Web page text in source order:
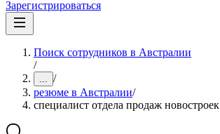
Зарегистрироваться
Поиск сотрудников в Австралии
/
... /
резюме в Австралии/
специалист отдела продаж новостроек